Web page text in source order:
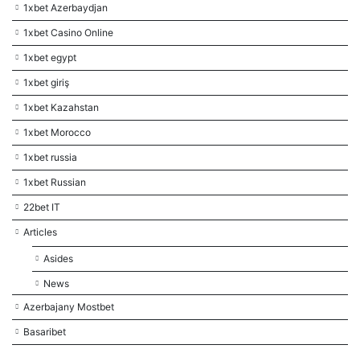
1xbet Azerbaydjan
1xbet Casino Online
1xbet egypt
1xbet giriş
1xbet Kazahstan
1xbet Morocco
1xbet russia
1xbet Russian
22bet IT
Articles
Asides
News
Azerbajany Mostbet
Basaribet